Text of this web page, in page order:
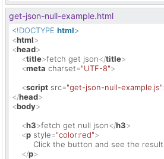
get-json-null-example.html
<!DOCTYPE html>
<html>
<head>
<title>fetch get json</title>
<meta charset="UTF-8">
<script src="get-json-null-example.js"
</head>
<body>
<h3>fetch get null json</h3>
<p style="color:red">
Click the button and see the
</p>